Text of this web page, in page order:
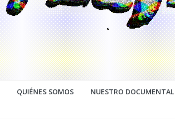
QUIÉNES SOMOS NUESTRO DOCUMENTAL